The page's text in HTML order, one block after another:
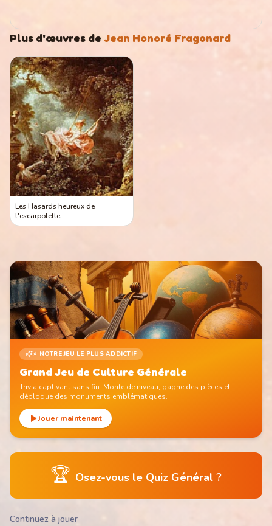
Plus d'œuvres de Jean Honoré Fragonard
Les Hasards heureux de
l'escarpolette
⭐ NOTRE JEU LE PLUS ADDICTIF
Grand Jeu de Culture Générale
Trivia captivant sans fin. Monte de niveau, gagne des pièces et
débloque des monuments emblématiques.
Jouer maintenant
🏆 Osez-vous le Quiz Général ?
Continuez à jouer